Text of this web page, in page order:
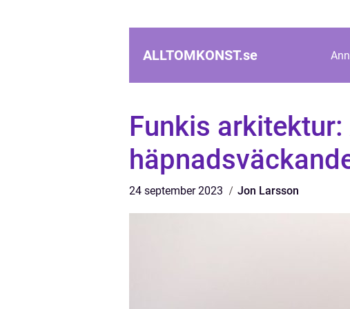
ALLTOMKONST.se
Funkis
24 september 2023 Jon Larsson